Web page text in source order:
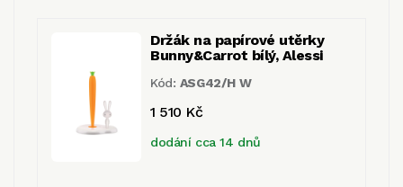
Držák na papírové utěrky
Bunny&Carrot bílý, Alessi
Kód: ASG42/H W
1 510 Kč
dodání cca 14 dnů